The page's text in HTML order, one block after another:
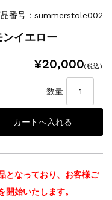
番号：summerstole002
イエロー
¥20,000(税込)
数量
となっており、お客様ご
始いたします。